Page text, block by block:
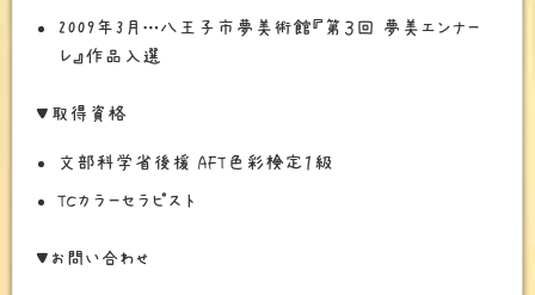
2009年3月…八王子市夢美術館『第３回 夢美エンナー
レ』作品入選
▼取得資格
文部科学省後援 AFT色彩検定１級
TCカラーセラピスト
▼お問い合わせ